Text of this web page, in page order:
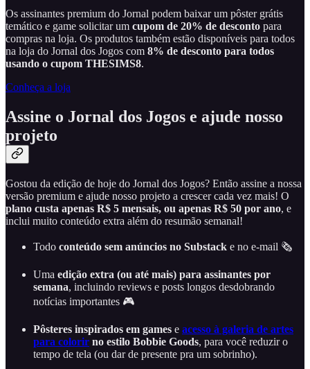
Os assinantes premium do Jornal podem baixar um pôster grátis
temático e game solicitar um cupom de 20% de desconto para
compras na loja. Os produtos também estão disponíveis para todos
na loja do Jornal dos Jogos com 8% de desconto para todos
usando o cupom THESIMS8.
Conheça a loja
Assine o Jornal dos Jogos e ajude nosso
projeto
Gostou da edição de hoje do Jornal dos Jogos? Então assine a nossa
versão premium e ajude nosso projeto a crescer cada vez mais! O
plano custa apenas R$ 5 mensais, ou apenas R$ 50 por ano, e
inclui muito conteúdo extra além do resumão semanal!
Todo conteúdo sem anúncios no Substack e no e-mail 🗞️
Uma edição extra (ou até mais) para assinantes por
semana, incluindo reviews e posts longos desdobrando
notícias importantes 🎮
Pôsteres inspirados em games e acesso à galeria de artes
para colorir no estilo Bobbie Goods, para você reduzir o
tempo de tela (ou dar de presente pra um sobrinho).